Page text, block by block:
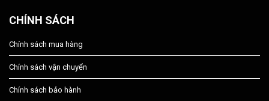
CHÍNH SÁCH
Chính sách mua hàng
Chính sách vận chuyển
Chính sách bảo hành